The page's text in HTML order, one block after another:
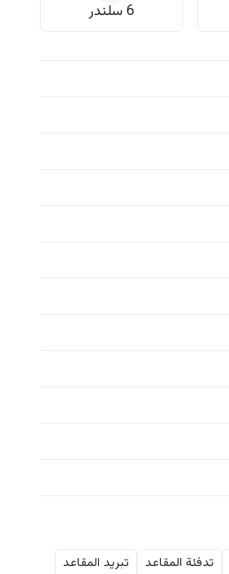
6 سلندر
تدفئة المقاعد
تبريد المقاعد